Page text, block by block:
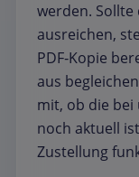
werden.
ausreichen,
PDF‑Kopie
aus
mit, ob die bei
noch aktuell
Zustellung